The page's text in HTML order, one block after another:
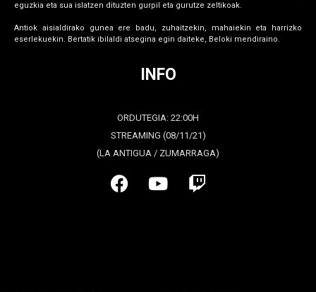
eguzkia eta sua islatzen dituzten gurpil eta gurutze zeltikoak.
Antiok aisialdirako gunea ere badu, zuhaitzekin, mahaiekin eta harrizko
eserlekuekin. Bertatik ibilaldi atsegina egin daiteke, Beloki mendiraino.
INFO
ORDUTEGIA: 22:00H
STREAMING (08/11/21)
(LA ANTIGUA / ZUMARRAGA)